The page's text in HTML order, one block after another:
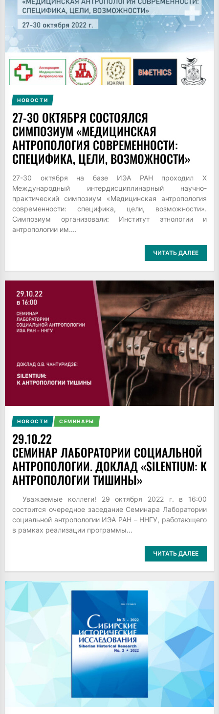
НОВОСТИ
27-30 ОКТЯБРЯ СОСТОЯЛСЯ
СИМПОЗИУМ «МЕДИЦИНСКАЯ
АНТРОПОЛОГИЯ СОВРЕМЕННОСТИ:
СПЕЦИФИКА, ЦЕЛИ, ВОЗМОЖНОСТИ»
27-30 октября на базе ИЭА РАН проходил X
Международный интердисциплинарный научно-
практический симпозиум «Медицинская антропология
современности: специфика, цели, возможности».
Симпозиум организовали: Институт этнологии и
антропологии им....
ЧИТАТЬ ДАЛЕЕ
НОВОСТИ СЕМИНАРЫ
29.10.22
СЕМИНАР ЛАБОРАТОРИИ СОЦИАЛЬНОЙ
АНТРОПОЛОГИИ. ДОКЛАД «SILENTIUM: К
АНТРОПОЛОГИИ ТИШИНЫ»
Уважаемые коллеги! 29 октября 2022 г. в 16:00
состоится очередное заседание Семинара Лаборатории
социальной антропологии ИЭА РАН – ННГУ, работающего
в рамках реализации программы...
ЧИТАТЬ ДАЛЕЕ